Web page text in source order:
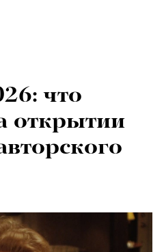
что
открытии